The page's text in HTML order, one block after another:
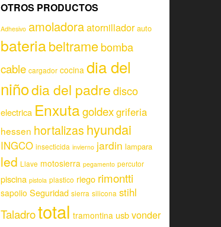
OTROS PRODUCTOS
Adhesivo amoladoraatornillador auto
bateriabeltramebomba
cable cargador cocina dia del
niñodia del padredisco
electrica Enxutagoldexgriferia
hessen hortalizas hyundai
INGCO insecticida invierno jardin lampara
led Llave motosierra pegamento percutor
piscina pistola plastico riego rimontti
sapolio Seguridad sierra silicona stihl
Taladrototal tramontina usbvonder